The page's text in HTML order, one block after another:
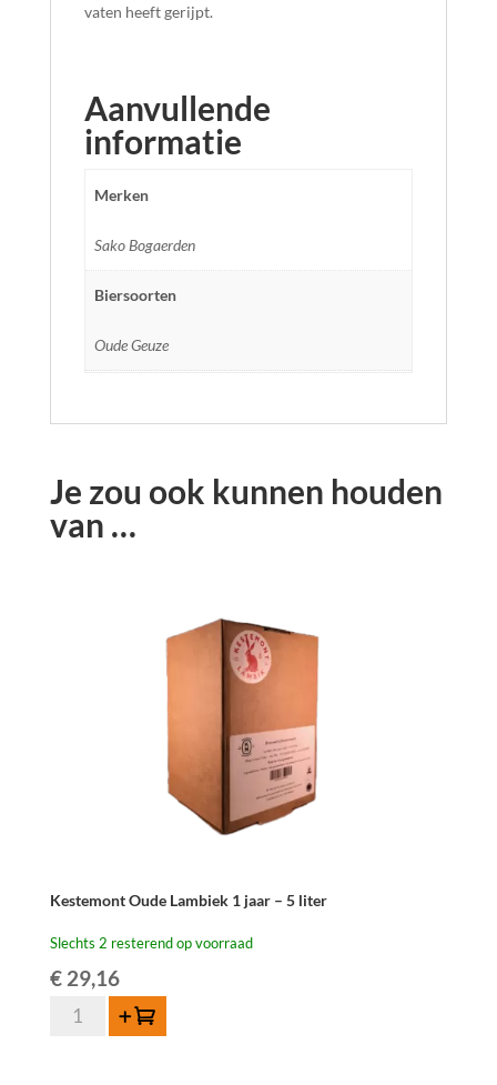
vaten heeft gerijpt.
Aanvullende
informatie
Merken
Sako Bogaerden
Biersoorten
Oude Geuze
Je zou ook kunnen houden
van …
Kestemont Oude Lambiek 1 jaar – 5 liter
Slechts 2 resterend op voorraad
€29,16
KestemontToevoegen